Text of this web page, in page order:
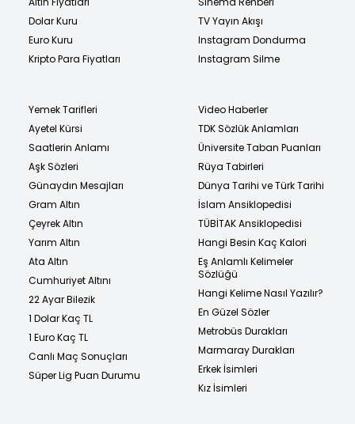
Dolar Kuru
Euro Kuru
Kripto Para Fiyatları
TV Yayın Akışı
Instagram Dondurma
Instagram Silme
Yemek Tarifleri
Ayetel Kürsi
Saatlerin Anlamı
Aşk Sözleri
Günaydın Mesajları
Gram Altın
Çeyrek Altın
Yarım Altın
Ata Altın
Cumhuriyet Altını
22 Ayar Bilezik
1 Dolar Kaç TL
1 Euro Kaç TL
Canlı Maç Sonuçları
Süper Lig Puan Durumu
Video Haberler
TDK Sözlük Anlamları
Üniversite Taban Puanları
Rüya Tabirleri
Dünya Tarihi ve Türk Tarihi
İslam Ansiklopedisi
TÜBİTAK Ansiklopedisi
Hangi Besin Kaç Kalori
Eş Anlamlı Kelimeler
Sözlüğü
Hangi Kelime Nasıl Yazılır?
En Güzel Sözler
Metrobüs Durakları
Marmaray Durakları
Erkek İsimleri
Kız İsimleri